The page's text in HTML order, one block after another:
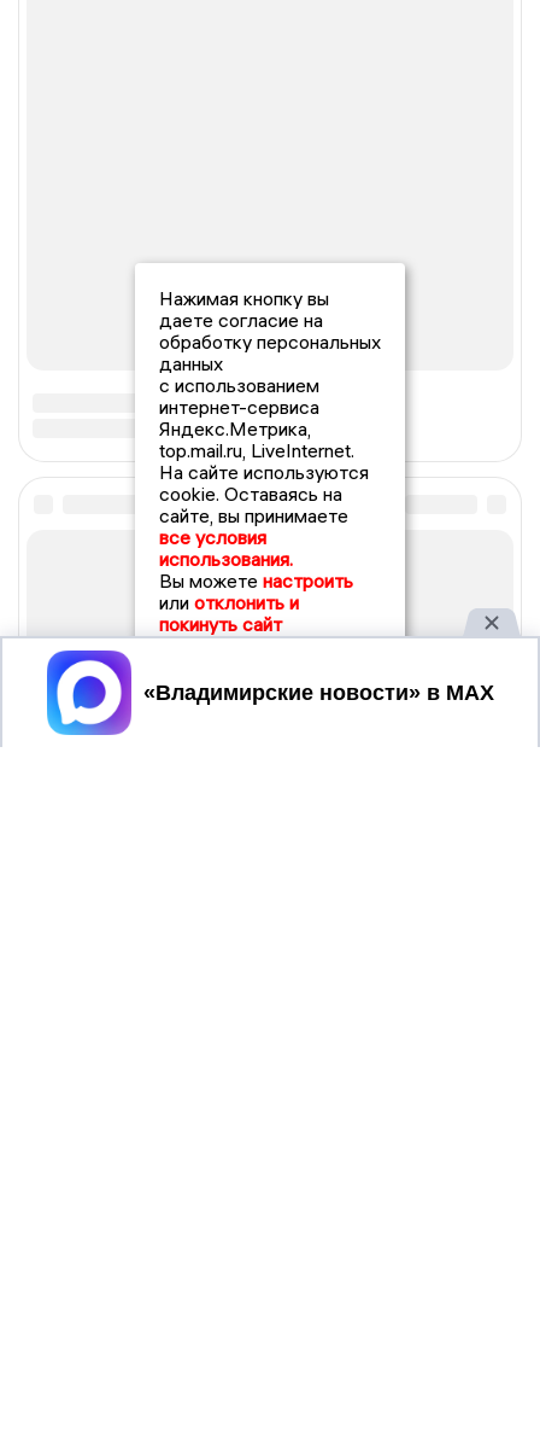
Нажимая кнопку вы
даете согласие на
обработку персональных
данных
с использованием
интернет-сервиса
Яндекс.Метрика,
top.mail.ru, LiveInternet.
На сайте используются
cookie. Оставаясь на
сайте, вы принимаете
все условия
использования.
Вы можете настроить
или отклонить и
покинуть сайт
Принять